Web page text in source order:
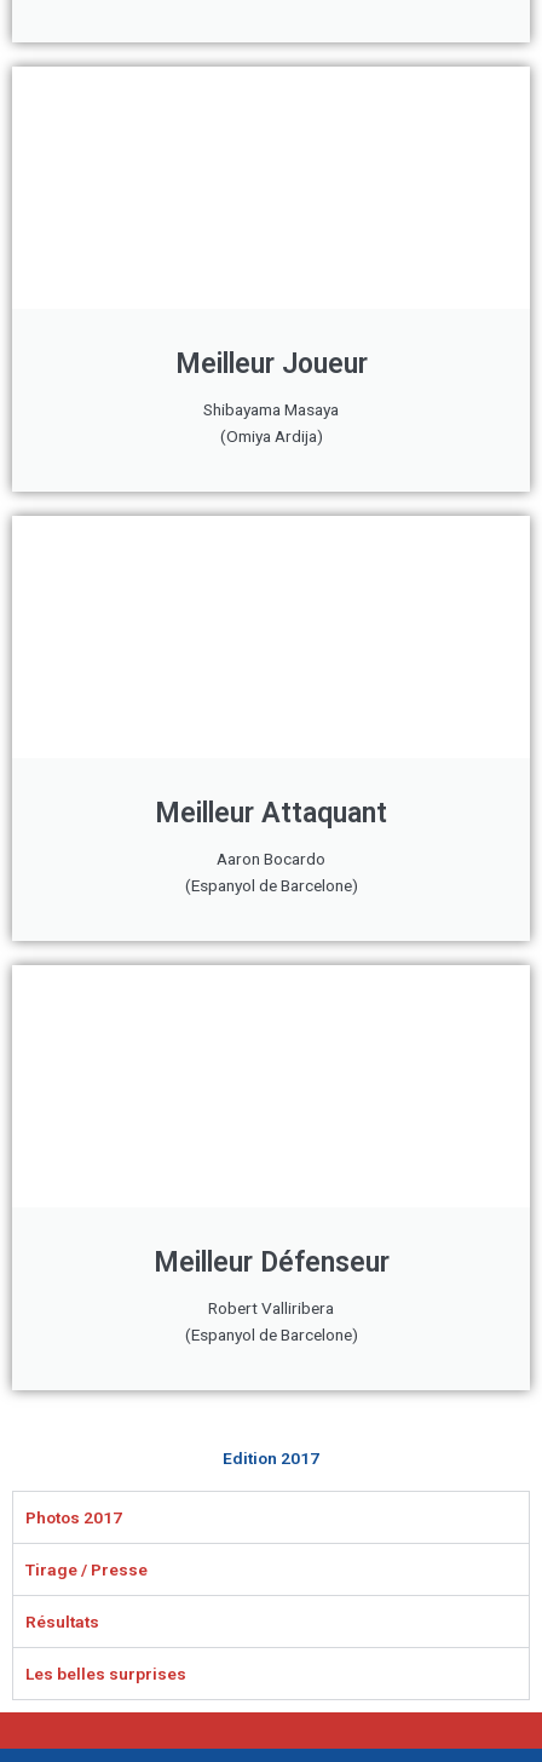
Meilleur Joueur
Shibayama Masaya
(Omiya Ardija)
Meilleur Attaquant
Aaron Bocardo
(Espanyol de Barcelone)
Meilleur Défenseur
Robert Valliribera
(Espanyol de Barcelone)
Edition 2017
Photos 2017
Tirage / Presse
Résultats
Les belles surprises